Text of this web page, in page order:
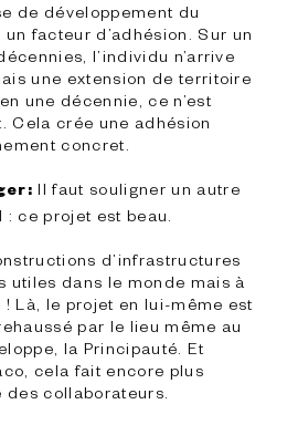
de développement du
facteur d’adhésion. Sur un
l’individu n’arrive
une extension de territoire
une décennie, ce n’est
Cela crée une adhésion
concret.
Il faut souligner un autre
ce projet est beau.
d’infrastructures
utiles dans le monde mais à
Là, le projet en lui-même est
par le lieu même au
la Principauté. Et
cela fait encore plus
collaborateurs.